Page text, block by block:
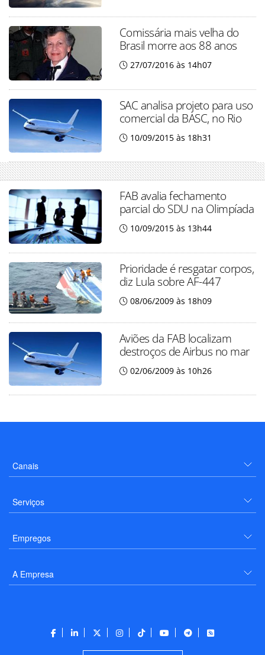
Comissária mais velha do
Brasil morre aos 88 anos
27/07/2016 às 14h07
SAC analisa projeto para uso
comercial da BASC, no Rio
10/09/2015 às 18h31
FAB avalia fechamento
parcial do SDU na Olimpíada
10/09/2015 às 13h44
Prioridade é resgatar corpos,
diz Lula sobre AF-447
08/06/2009 às 18h09
Aviões da FAB localizam
destroços de Airbus no mar
02/06/2009 às 10h26
Canais
Serviços
Empregos
A Empresa